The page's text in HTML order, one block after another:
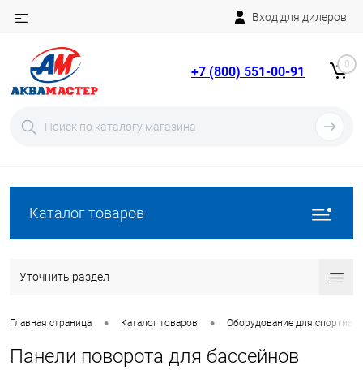
Вход для дилеров
+7 (800) 551-00-91 0
Каталог товаров
Уточнить раздел
Главная страница • Каталог товаров • Оборудование для
Панели поворота для бассейнов